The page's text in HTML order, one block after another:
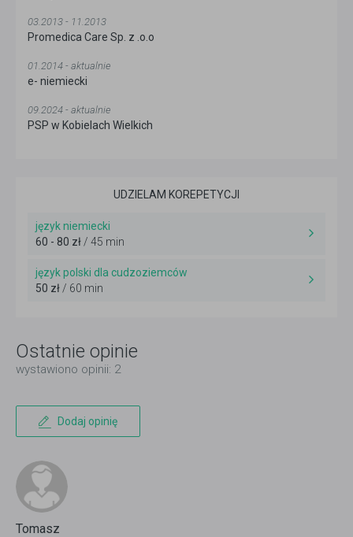
03.2013 - 11.2013
Promedica Care Sp. z .o.o
01.2014 - aktualnie
e- niemiecki
09.2024 - aktualnie
PSP w Kobielach Wielkich
UDZIELAM KOREPETYCJI
język niemiecki
60 - 80 zł / 45 min
język polski dla cudzoziemców
50 zł / 60 min
Ostatnie opinie
wystawiono opinii: 2
Dodaj opinię
Tomasz